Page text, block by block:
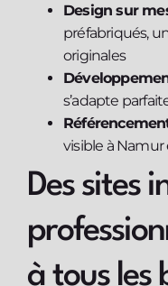
Design sur
préfabriqués,
originales
s’adapte
visible à Namur
Des sites
à tous les